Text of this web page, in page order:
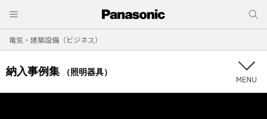
電気・建築設備（ビジネス）
納入事例集 （照明器具）